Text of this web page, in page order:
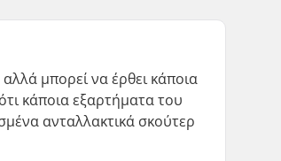
μπορεί να έρθει κάποια
κάποια εξαρτήματα του
ανταλλακτικά σκούτερ